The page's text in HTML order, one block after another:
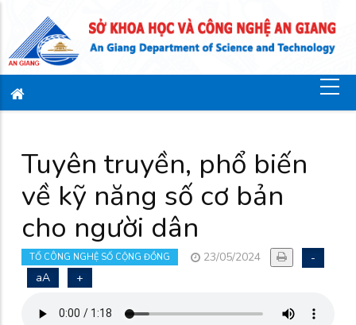
Tuyên truyền, phổ biến
về kỹ năng số cơ bản
cho người dân
TỔ CÔNG NGHỆ SỐ CỘNG ĐỒNG 23/05/2024
-
aA
+